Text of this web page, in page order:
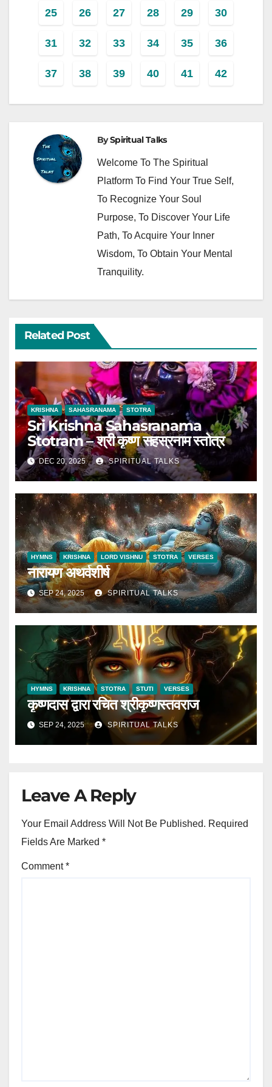
25 26 27 28 29 30
31 32 33 34 35 36
37 38 39 40 41 42
BySpiritual Talks
Welcome To The Spiritual
Platform To Find Your True Self,
To Recognize Your Soul
Purpose, To Discover Your Life
Path, To Acquire Your Inner
Wisdom, To Obtain Your Mental
Tranquility.
Related Post
KRISHNA SAHASRANAMA STOTRA
Sri Krishna Sahasranama
Stotram – श्री कृष्ण सहस्रनाम स्तोत्र
DEC 20, 2025 SPIRITUAL TALKS
HYMNS KRISHNA LORD VISHNU STOTRA VERSES
नारायण अथर्वशीर्ष
SEP 24, 2025 SPIRITUAL TALKS
HYMNS KRISHNA STOTRA STUTI VERSES
कृष्णदास द्वारा रचित श्रीकृष्णस्तवराज
SEP 24, 2025 SPIRITUAL TALKS
Leave A Reply
Your Email Address Will Not Be Published. Required
Fields Are Marked *
Comment*